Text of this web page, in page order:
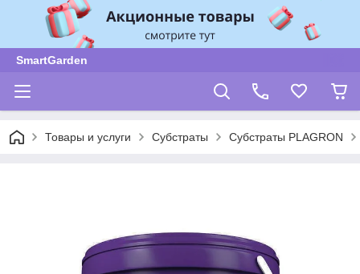
SmartGarden
Товары и услуги Субстраты Субстраты PLAGRON